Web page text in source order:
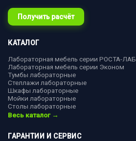
Получить расчёт
КАТАЛОГ
Лабораторная мебель серии РОСТА-ЛАБ
Лабораторная мебель серии Эконом
Тумбы лабораторные
Стеллажи лабораторные
Шкафы лабораторные
Мойки лабораторные
Столы лабораторные
Весь каталог →
ГАРАНТИИ И СЕРВИС